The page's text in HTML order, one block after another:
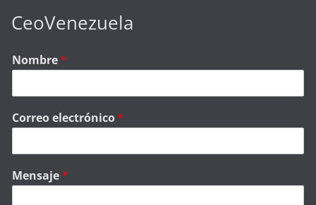
CeoVenezuela
Nombre*
Correo electrónico*
Mensaje*